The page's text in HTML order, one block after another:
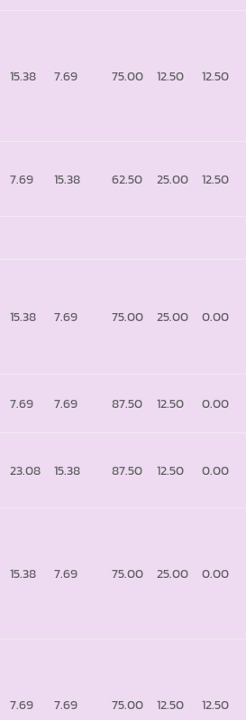
15.38 7.69 75.00 12.50 12.50
7.69 15.38 62.50 25.00 12.50
15.38 7.69 75.00 25.00 0.00
7.69 7.69 87.50 12.50 0.00
23.08 15.38 87.50 12.50 0.00
15.38 7.69 75.00 25.00 0.00
7.69 7.69 75.00 12.50 12.50